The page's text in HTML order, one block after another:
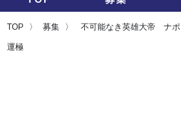
TOP 募集 不可能なき英雄大帝 ナポ
運極